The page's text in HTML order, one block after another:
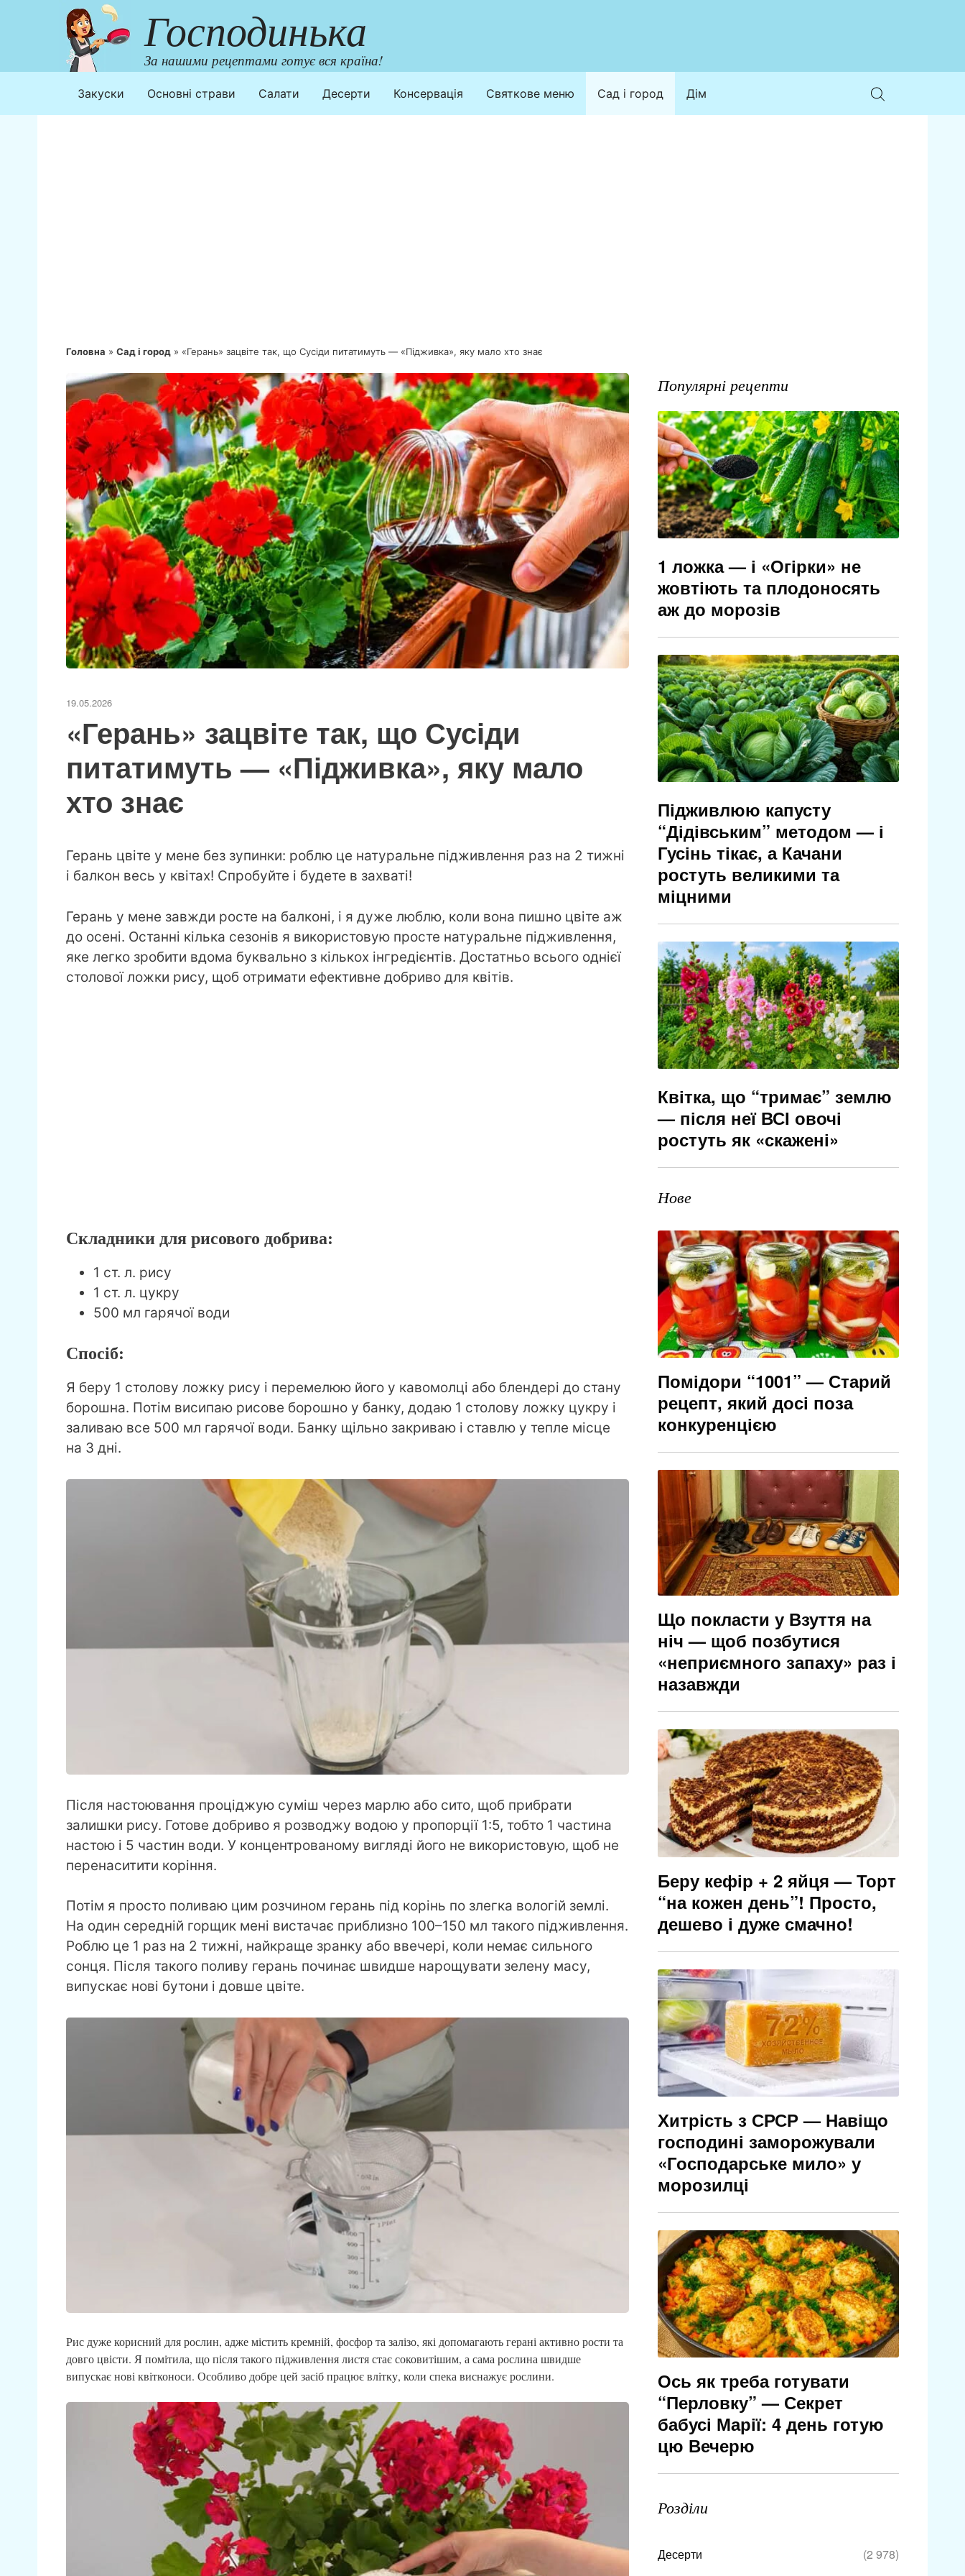
Господинька
За нашими рецептами готує вся країна!
Закуски Основні страви Салати Десерти Консервація Святкове меню Сад і город Дім
Головна » Сад і город » «Герань» зацвіте так, що Сусіди питатимуть — «Підживка», яку мало хто знає
19.05.2026
«Герань» зацвіте так, що Сусіди
питатимуть — «Підживка», яку мало
хто знає
Герань цвіте у мене без зупинки: роблю це натуральне підживлення раз на 2 тижні
і балкон весь у квітах! Спробуйте і будете в захваті!
Герань у мене завжди росте на балконі, і я дуже люблю, коли вона пишно цвіте аж
до осені. Останні кілька сезонів я використовую просте натуральне підживлення,
яке легко зробити вдома буквально з кількох інгредієнтів. Достатньо всього однієї
столової ложки рису, щоб отримати ефективне добриво для квітів.
Складники для рисового добрива:
1 ст. л. рису
1 ст. л. цукру
500 мл гарячої води
Спосіб:
Я беру 1 столову ложку рису і перемелюю його у кавомолці або блендері до стану
борошна. Потім висипаю рисове борошно у банку, додаю 1 столову ложку цукру і
заливаю все 500 мл гарячої води. Банку щільно закриваю і ставлю у тепле місце
на 3 дні.
Після настоювання проціджую суміш через марлю або сито, щоб прибрати
залишки рису. Готове добриво я розводжу водою у пропорції 1:5, тобто 1 частина
настою і 5 частин води. У концентрованому вигляді його не використовую, щоб не
перенаситити коріння.
Потім я просто поливаю цим розчином герань під корінь по злегка вологій землі.
На один середній горщик мені вистачає приблизно 100–150 мл такого підживлення.
Роблю це 1 раз на 2 тижні, найкраще зранку або ввечері, коли немає сильного
сонця. Після такого поливу герань починає швидше нарощувати зелену масу,
випускає нові бутони і довше цвіте.
Рис дуже корисний для рослин, адже містить кремній, фосфор та залізо, які допомагають герані активно рости та
довго цвісти. Я помітила, що після такого підживлення листя стає соковитішим, а сама рослина швидше
випускає нові квітконоси. Особливо добре цей засіб працює влітку, коли спека виснажує рослини.
Популярні рецепти
1 ложка — і «Огірки» не
жовтіють та плодоносять
аж до морозів
Підживлюю капусту
“Дідівським” методом — і
Гусінь тікає, а Качани
ростуть великими та
міцними
Квітка, що “тримає” землю
— після неї ВСІ овочі
ростуть як «скажені»
Нове
Помідори “1001” — Старий
рецепт, який досі поза
конкуренцією
Що покласти у Взуття на
ніч — щоб позбутися
«неприємного запаху» раз і
назавжди
Беру кефір + 2 яйця — Торт
“на кожен день”! Просто,
дешево і дуже смачно!
Хитрість з СРСР — Навіщо
господині заморожували
«Господарське мило» у
морозилці
Ось як треба готувати
“Перловку” — Секрет
бабусі Марії: 4 день готую
цю Вечерю
Розділи
Десерти
(2 978)